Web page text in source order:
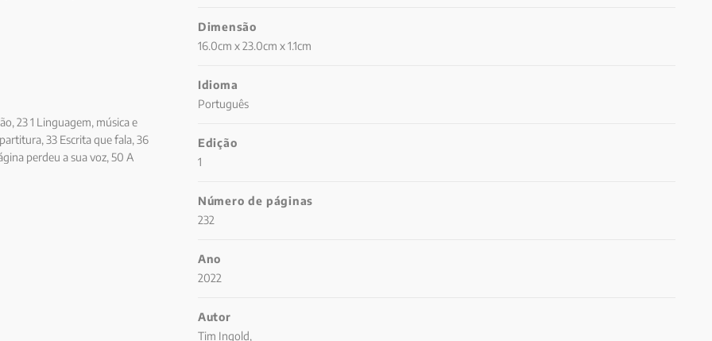
O argumento de Ingold
labirintos siberianos e pelas
intelectual estimulante que
23 1 Linguagem, música e
33 Escrita que fala, 36
perdeu a sua voz, 50 A
54 Linhas de som, 60
das linhas, 67 De traços a fios e
Dimensão
16.0cm x 23.0cm x 1.1cm
Idioma
Português
Edição
1
Número de páginas
232
Ano
2022
Autor
Tim Ingold,